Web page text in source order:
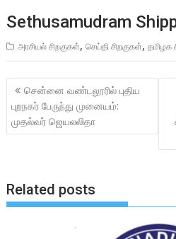
Sethusamudram
அரசியல் சிறகுகள்,செய்தி சிறகுகள்,தமிழக
Post
navigation
சென்னை வண்டலூரில் புதிய
புறநகர் பேருந்து முனையம்:
முதல்வர் ஜெயலலிதா
Related posts